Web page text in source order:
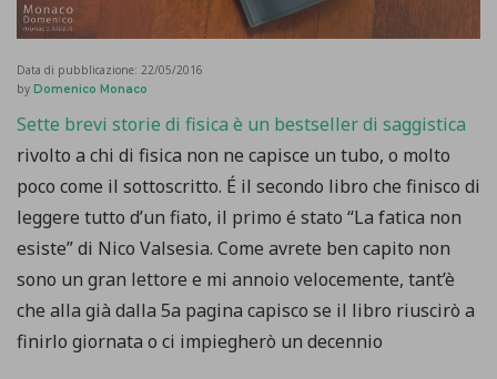
Data di pubblicazione: 22/05/2016
by Domenico Monaco
Sette brevi storie di fisica è un bestseller di saggistica
rivolto a chi di fisica non ne capisce un tubo, o molto
poco come il sottoscritto. É il secondo libro che finisco di
leggere tutto d’un fiato, il primo é stato “La fatica non
esiste” di Nico Valsesia. Come avrete ben capito non
sono un gran lettore e mi annoio velocemente, tant’è
che alla già dalla 5a pagina capisco se il libro riuscirò a
finirlo giornata o ci impiegherò un decennio